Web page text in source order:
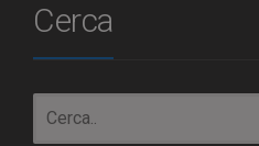
Cerca